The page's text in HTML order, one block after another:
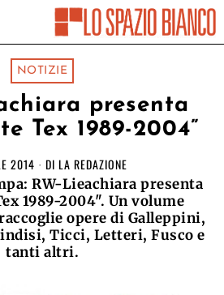
NOTIZIE
presenta
Tex 1989-2004”
2014 DI LA REDAZIONE
RW-Lieachiara presenta
1989-2004". Un volume
opere di Galleppini,
Ticci, Letteri, Fusco e
tanti altri.